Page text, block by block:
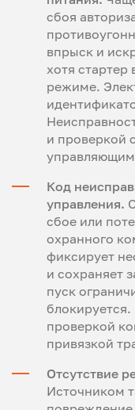
сбоя
впрыск и
хотя
режиме.
и проверкой
Код
управления.
сбое или
охранного
фиксирует
и сохраняет
пуск
проверкой
привязкой
Отсутствие
Источником